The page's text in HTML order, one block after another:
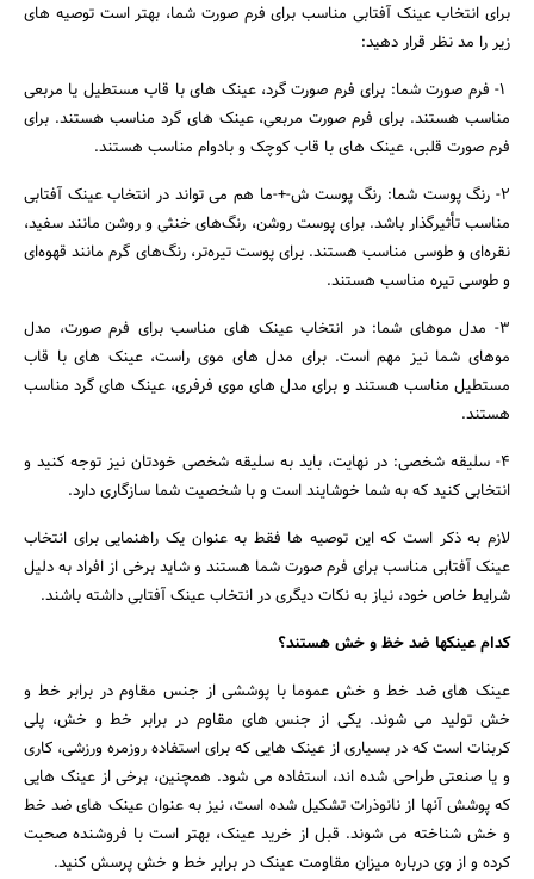
برای انتخاب عینک آفتابی مناسب برای فرم صورت شما، بهتر است توصیه های
زیر را مد نظر قرار دهید:
۱- فرم صورت شما: برای فرم صورت گرد، عینک های با قاب مستطیل یا مربعی
مناسب هستند. برای فرم صورت مربعی، عینک های گرد مناسب هستند. برای
فرم صورت قلبی، عینک های با قاب کوچک و بادوام مناسب هستند.
۲- رنگ پوست شما: رنگ پوست ش-+-ما هم می تواند در انتخاب عینک آفتابی
مناسب تأثیرگذار باشد. برای پوست روشن، رنگ‌های خنثی و روشن مانند سفید،
نقره‌ای و طوسی مناسب هستند. برای پوست تیره‌تر، رنگ‌های گرم مانند قهوه‌ای
و طوسی تیره مناسب هستند.
۳- مدل موهای شما: در انتخاب عینک های مناسب برای فرم صورت، مدل
موهای شما نیز مهم است. برای مدل های موی راست، عینک های با قاب
مستطیل مناسب هستند و برای مدل های موی فرفری، عینک های گرد مناسب
هستند.
۴- سلیقه شخصی: در نهایت، باید به سلیقه شخصی خودتان نیز توجه کنید و
انتخابی کنید که به شما خوشایند است و با شخصیت شما سازگاری دارد.
لازم به ذکر است که این توصیه ها فقط به عنوان یک راهنمایی برای انتخاب
عینک آفتابی مناسب برای فرم صورت شما هستند و شاید برخی از افراد به دلیل
شرایط خاص خود، نیاز به نکات دیگری در انتخاب عینک آفتابی داشته باشند.
کدام عینکها ضد خظ و خش هستند؟
عینک های ضد خط و خش عموما با پوششی از جنس مقاوم در برابر خط و
خش تولید می شوند. یکی از جنس های مقاوم در برابر خط و خش، پلی
کربنات است که در بسیاری از عینک هایی که برای استفاده روزمره ورزشی، کاری
و یا صنعتی طراحی شده اند، استفاده می شود. همچنین، برخی از عینک هایی
که پوشش آنها از نانوذرات تشکیل شده است، نیز به عنوان عینک های ضد خط
و خش شناخته می شوند. قبل از خرید عینک، بهتر است با فروشنده صحبت
کرده و از وی درباره میزان مقاومت عینک در برابر خط و خش پرسش کنید.